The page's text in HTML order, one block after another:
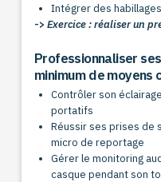
Intégrer des
-> Exercice : réaliser un
Professionnaliser
minimum de moyens
Contrôler son
portatifs
Réussir ses prises de
micro de reportage
Gérer le monitoring
casque pendant son